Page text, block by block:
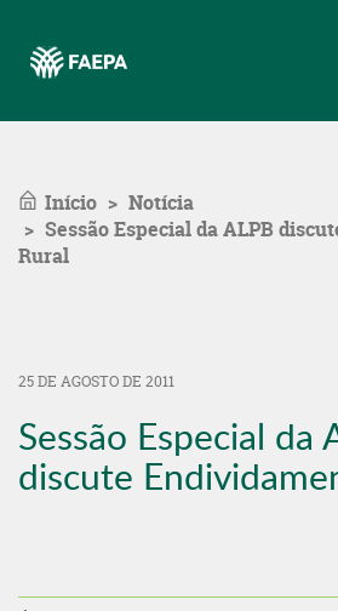
Início
Notícia
Sessão Especial da ALPB
Rural
25 DE AGOSTO DE 2011
Sessão Especial da
discute